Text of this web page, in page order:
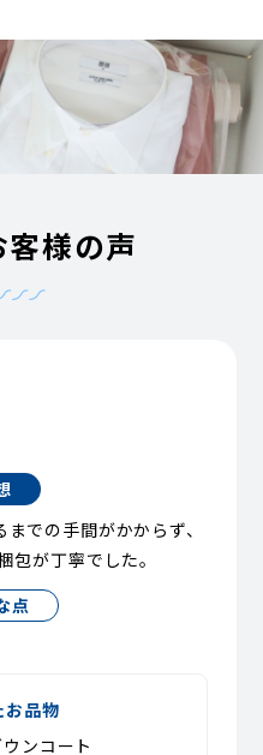
様の声
での手間がかからず、
包が丁寧でした。
点
お品物
ンコート